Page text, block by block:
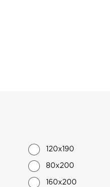
120x190
80x200
160x200